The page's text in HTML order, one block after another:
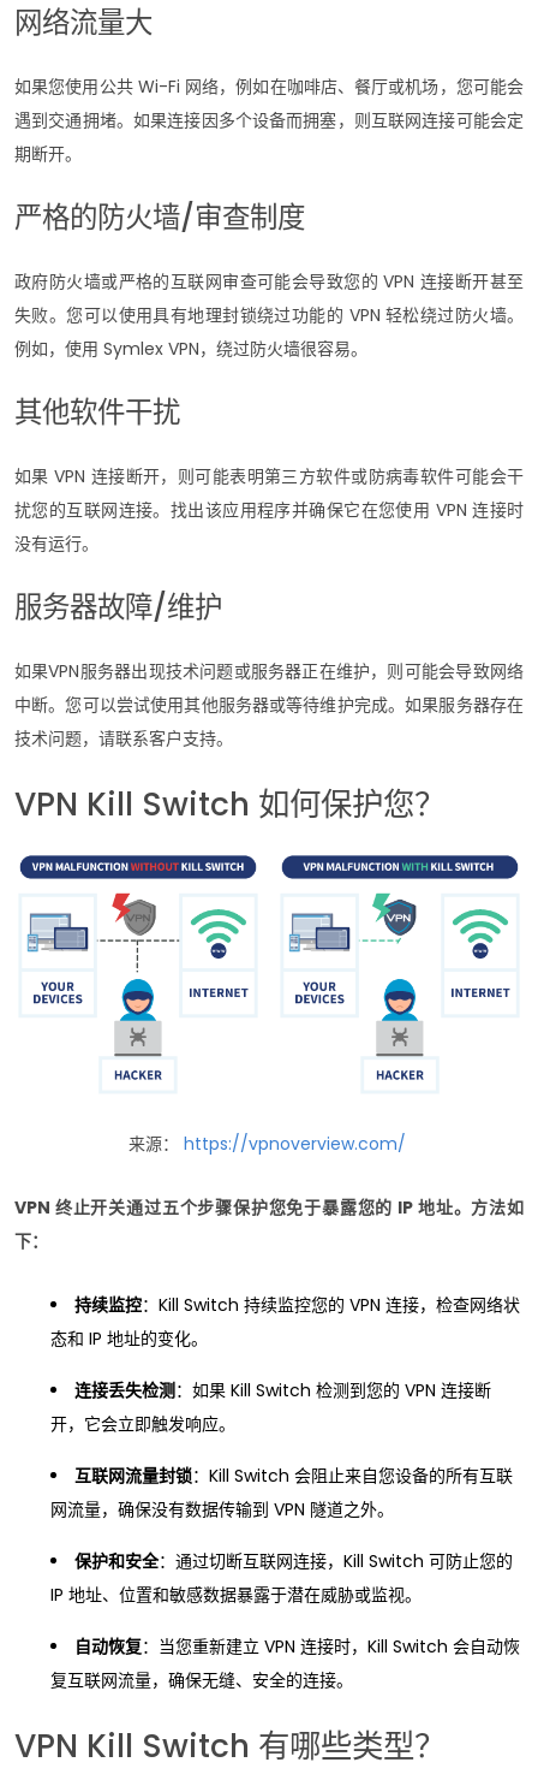
网络流量大
如果您使用公共 Wi-Fi 网络，例如在咖啡店、餐厅或机场，您可能会
遇到交通拥堵。如果连接因多个设备而拥塞，则互联网连接可能会定
期断开。
严格的防火墙/审查制度
政府防火墙或严格的互联网审查可能会导致您的 VPN 连接断开甚至
失败。您可以使用具有地理封锁绕过功能的 VPN 轻松绕过防火墙。
例如，使用 Symlex VPN，绕过防火墙很容易。
其他软件干扰
如果 VPN 连接断开，则可能表明第三方软件或防病毒软件可能会干
扰您的互联网连接。找出该应用程序并确保它在您使用 VPN 连接时
没有运行。
服务器故障/维护
如果VPN服务器出现技术问题或服务器正在维护，则可能会导致网络
中断。您可以尝试使用其他服务器或等待维护完成。如果服务器存在
技术问题，请联系客户支持。
VPN Kill Switch 如何保护您？
来源： https://vpnoverview.com/
VPN 终止开关通过五个步骤保护您免于暴露您的 IP 地址。方法如
下：
持续监控：Kill Switch 持续监控您的 VPN 连接，检查网络状
态和 IP 地址的变化。
连接丢失检测 ：如果 Kill Switch 检测到您的 VPN 连接断
开，它会立即触发响应。
互联网流量封锁：Kill Switch 会阻止来自您设备的所有互联
网流量，确保没有数据传输到 VPN 隧道之外。
保护和安全：通过切断互联网连接，Kill Switch 可防止您的
IP 地址、位置和敏感数据暴露于潜在威胁或监视。
自动恢复：当您重新建立 VPN 连接时，Kill Switch 会自动恢
复互联网流量，确保无缝、安全的连接。
VPN Kill Switch 有哪些类型？